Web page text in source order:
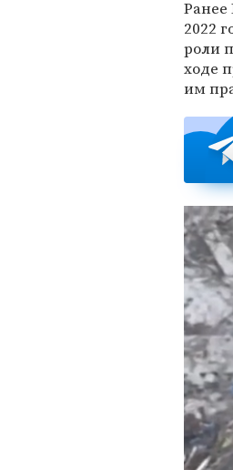
2022
роли
ходе
им